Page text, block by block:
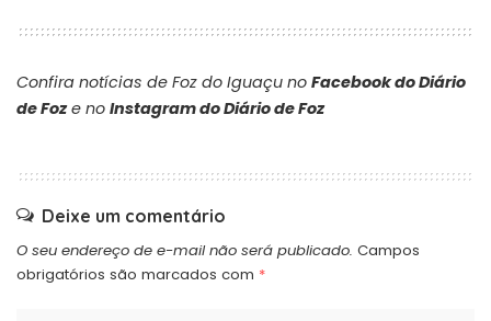
Confira notícias de Foz do Iguaçu no Facebook do Diário
de Foze no Instagram do Diário de Foz
Deixe um comentário
O seu endereço de e-mail não será publicado. Campos
obrigatórios são marcados com *